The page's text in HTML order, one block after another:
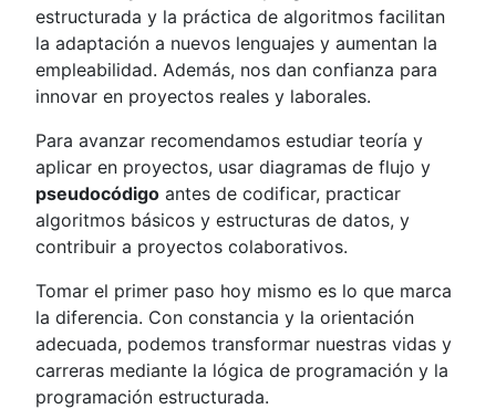
estructurada y la práctica de algoritmos facilitan
la adaptación a nuevos lenguajes y aumentan la
empleabilidad. Además, nos dan confianza para
innovar en proyectos reales y laborales.
Para avanzar recomendamos estudiar teoría y
aplicar en proyectos, usar diagramas de flujo y
pseudocódigo antes de codificar, practicar
algoritmos básicos y estructuras de datos, y
contribuir a proyectos colaborativos.
Tomar el primer paso hoy mismo es lo que marca
la diferencia. Con constancia y la orientación
adecuada, podemos transformar nuestras vidas y
carreras mediante la lógica de programación y la
programación estructurada.